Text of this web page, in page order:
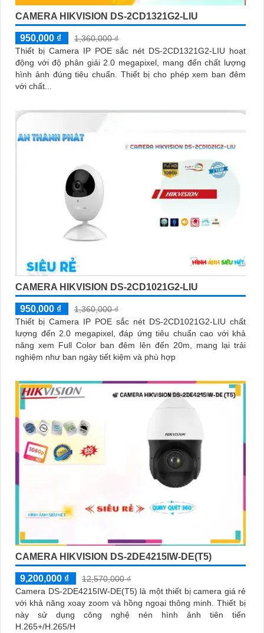
CAMERA HIKVISION DS-2CD1321G2-LIU
950,000 ₫
1,360,000 ₫
Thiết bị Camera IP POE sắc nét DS-2CD1321G2-LIU hoạt
động với độ phân giải 2.0 megapixel, mang đến chất lượng
hình ảnh đúng tiêu chuẩn. Thiết bị cho phép xem ban đêm
với chất...
CAMERA HIKVISION DS-2CD1021G2-LIU
950,000 ₫
1,360,000 ₫
Thiết bị Camera IP POE sắc nét DS-2CD1021G2-LIU chất
lượng đến 2.0 megapixel, đáp ứng tiêu chuẩn cao với khả
năng xem Full Color ban đêm lên đến 20m, mang lại trải
nghiệm như ban ngày tiết kiệm và phù hợp
CAMERA HIKVISION DS-2DE4215IW-DE(T5)
9,200,000 ₫
12,570,000 ₫
Camera DS-2DE4215IW-DE(T5) là một thiết bị camera giá rẻ
với khả năng xoay zoom và hồng ngoại thông minh. Thiết bị
này sử dụng công nghệ nén hình ảnh tiên tiến
H.265+/H.265/H